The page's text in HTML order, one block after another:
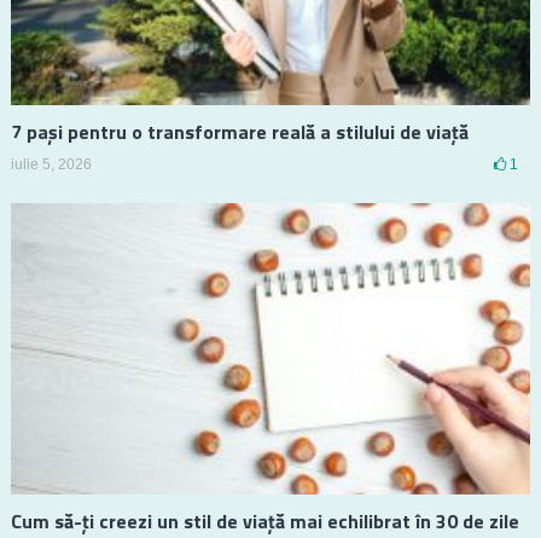
7 pași pentru o transformare reală a stilului de viață
iulie 5, 2026 1
Cum să-ți creezi un stil de viață mai echilibrat în 30 de zile